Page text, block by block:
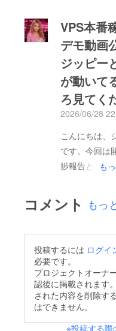
VPS本番
デモ動画
ジッピー
が動いて
ろ見てく
2026/06/28
こんにちは、
です。今回は
捗報告と、実
画をお届けし
今回の進捗・
バーで24時間
始・HTTPS対
（セキュリテ
了）・Stripe決
も
コメント もっ
投稿するには ログイ
必要です。
プロジェクトオーナ
認後に掲載されます
された内容を削除す
はできません。
※投稿する際